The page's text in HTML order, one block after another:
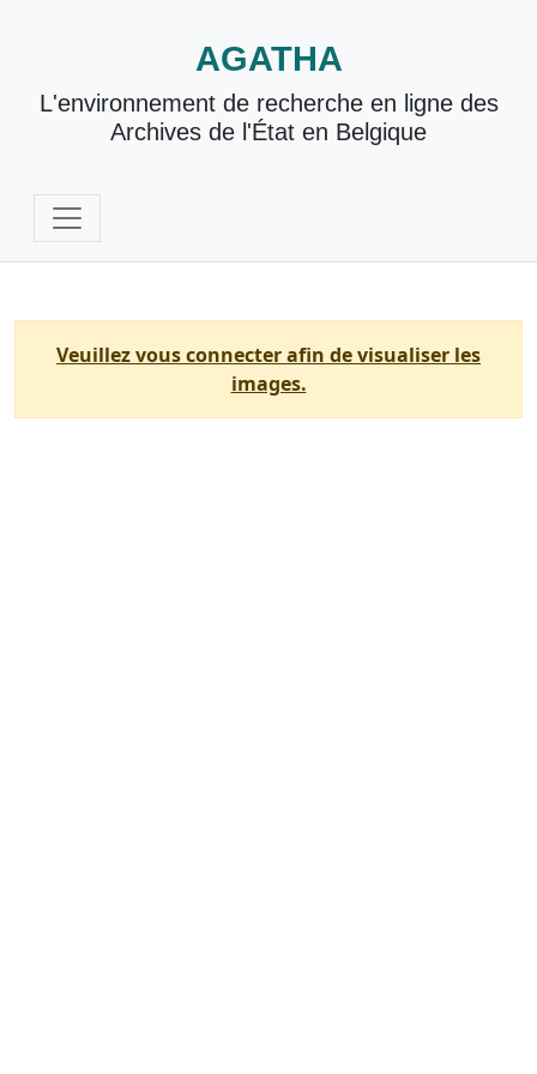
AGATHA
L'environnement de recherche en ligne des
Archives de l'État en Belgique
Veuillez vous connecter afin de visualiser les
images.